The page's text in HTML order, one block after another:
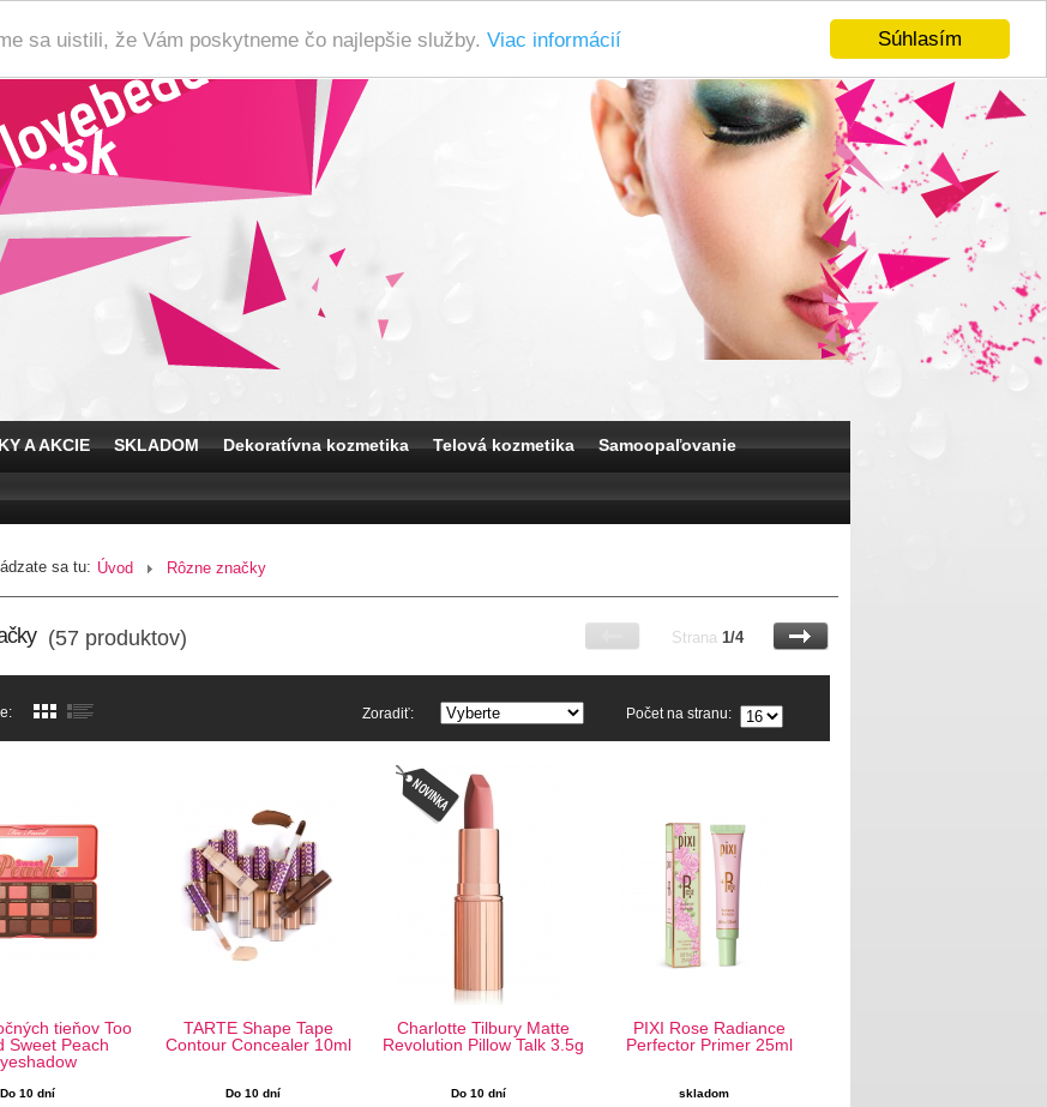
Súhlasím
sa uistili, že Vám poskytneme čo najlepšie služby. Viac informácií
A AKCIE SKLADOM Dekoratívna kozmetika Telová kozmetika Samoopaľovanie
sa tu: Úvod Rôzne značky
(57 produktov) Strana 1/4
Zoradiť: Počet na stranu:
tieňov Too
Sweet Peach
Do 10 dní
TARTE Shape Tape
Contour Concealer 10ml
Do 10 dní
Charlotte Tilbury Matte
Revolution Pillow Talk 3.5g
Do 10 dní
PIXI Rose Radiance
Perfector Primer 25ml
skladom